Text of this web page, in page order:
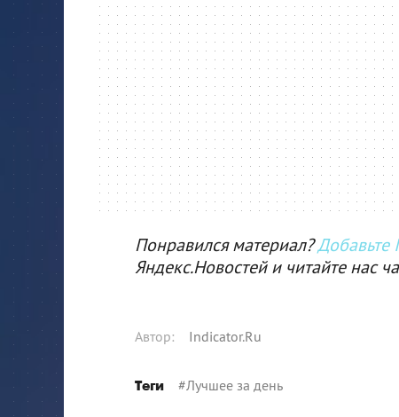
Понравился материал?Добавьте
Яндекс.Новостей и читайте нас
Автор: Indicator.Ru
Теги #Лучшее за день